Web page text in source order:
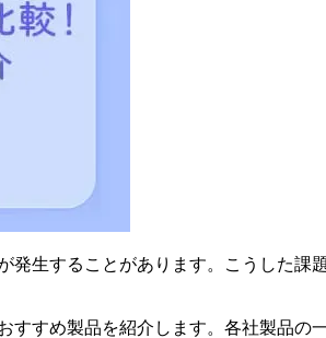
生することがあります。こうした課
すめ製品を紹介します。各社製品の